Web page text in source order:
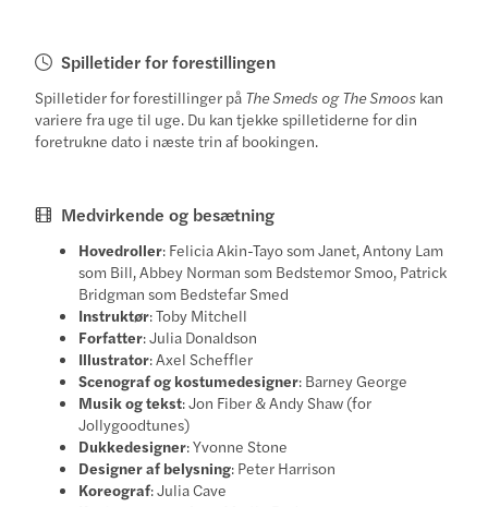
Spilletider for forestillingen
Spilletider for forestillinger på The Smeds og The Smoos kan
variere fra uge til uge. Du kan tjekke spilletiderne for din
foretrukne dato i næste trin af bookingen.
Medvirkende og besætning
Hovedroller: Felicia Akin-Tayo som Janet, Antony Lam
som Bill, Abbey Norman som Bedstemor Smoo, Patrick
Bridgman som Bedstefar Smed
Instruktør: Toby Mitchell
Forfatter: Julia Donaldson
Illustrator: Axel Scheffler
Scenograf og kostumedesigner: Barney George
Musik og tekst: Jon Fiber & Andy Shaw (for
Jollygoodtunes)
Dukkedesigner: Yvonne Stone
Designer af belysning: Peter Harrison
Koreograf: Julia Cave